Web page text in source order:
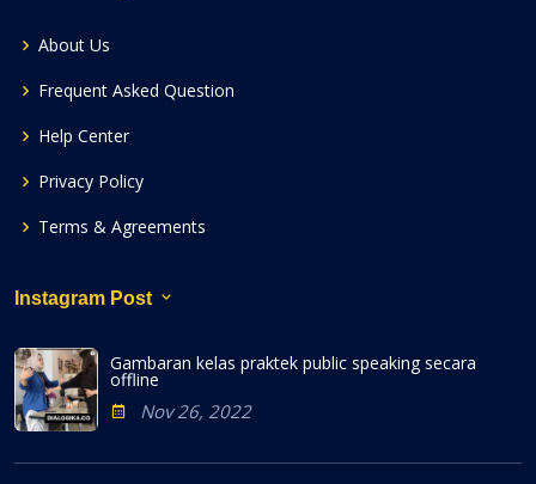
About Us
Frequent Asked Question
Help Center
Privacy Policy
Terms & Agreements
Instagram Post
Gambaran kelas praktek public speaking secara
offline
Nov 26, 2022